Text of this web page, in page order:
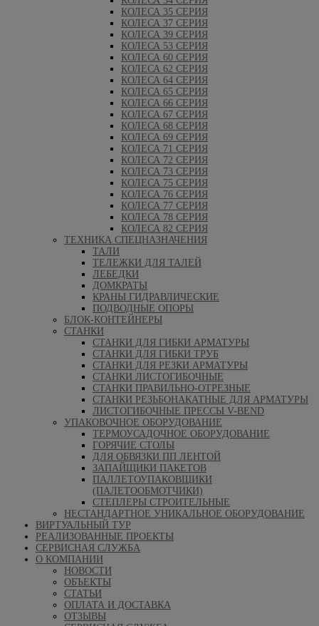
КОЛЕСА 35 СЕРИЯ
КОЛЕСА 37 СЕРИЯ
КОЛЕСА 39 СЕРИЯ
КОЛЕСА 53 СЕРИЯ
КОЛЕСА 60 СЕРИЯ
КОЛЕСА 62 СЕРИЯ
КОЛЕСА 64 СЕРИЯ
КОЛЕСА 65 СЕРИЯ
КОЛЕСА 66 СЕРИЯ
КОЛЕСА 67 СЕРИЯ
КОЛЕСА 68 СЕРИЯ
КОЛЕСА 69 СЕРИЯ
КОЛЕСА 71 СЕРИЯ
КОЛЕСА 72 СЕРИЯ
КОЛЕСА 73 СЕРИЯ
КОЛЕСА 75 СЕРИЯ
КОЛЕСА 76 СЕРИЯ
КОЛЕСА 77 СЕРИЯ
КОЛЕСА 78 СЕРИЯ
КОЛЕСА 82 СЕРИЯ
ТЕХНИКА СПЕЦНАЗНАЧЕНИЯ
ТАЛИ
ТЕЛЕЖКИ ДЛЯ ТАЛЕЙ
ЛЕБЕДКИ
ДОМКРАТЫ
КРАНЫ ГИДРАВЛИЧЕСКИЕ
ПОДВОДНЫЕ ОПОРЫ
БЛОК-КОНТЕЙНЕРЫ
СТАНКИ
СТАНКИ ДЛЯ ГИБКИ АРМАТУРЫ
СТАНКИ ДЛЯ ГИБКИ ТРУБ
СТАНКИ ДЛЯ РЕЗКИ АРМАТУРЫ
СТАНКИ ЛИСТОГИБОЧНЫЕ
СТАНКИ ПРАВИЛЬНО-ОТРЕЗНЫЕ
СТАНКИ РЕЗЬБОНАКАТНЫЕ ДЛЯ АРМАТУРЫ
ЛИСТОГИБОЧНЫЕ ПРЕССЫ V-BEND
УПАКОВОЧНОЕ ОБОРУДОВАНИЕ
ТЕРМОУСАДОЧНОЕ ОБОРУДОВАНИЕ
ГОРЯЧИЕ СТОЛЫ
ДЛЯ ОБВЯЗКИ ПП ЛЕНТОЙ
ЗАПАЙЩИКИ ПАКЕТОВ
ПАЛЛЕТОУПАКОВЩИКИ
(ПАЛЕТООБМОТЧИКИ)
СТЕПЛЕРЫ СТРОИТЕЛЬНЫЕ
НЕСТАНДАРТНОЕ УНИКАЛЬНОЕ ОБОРУДОВАНИЕ
ВИРТУАЛЬНЫЙ ТУР
РЕАЛИЗОВАННЫЕ ПРОЕКТЫ
СЕРВИСНАЯ СЛУЖБА
О КОМПАНИИ
НОВОСТИ
ОБЪЕКТЫ
СТАТЬИ
ОПЛАТА И ДОСТАВКА
ОТЗЫВЫ